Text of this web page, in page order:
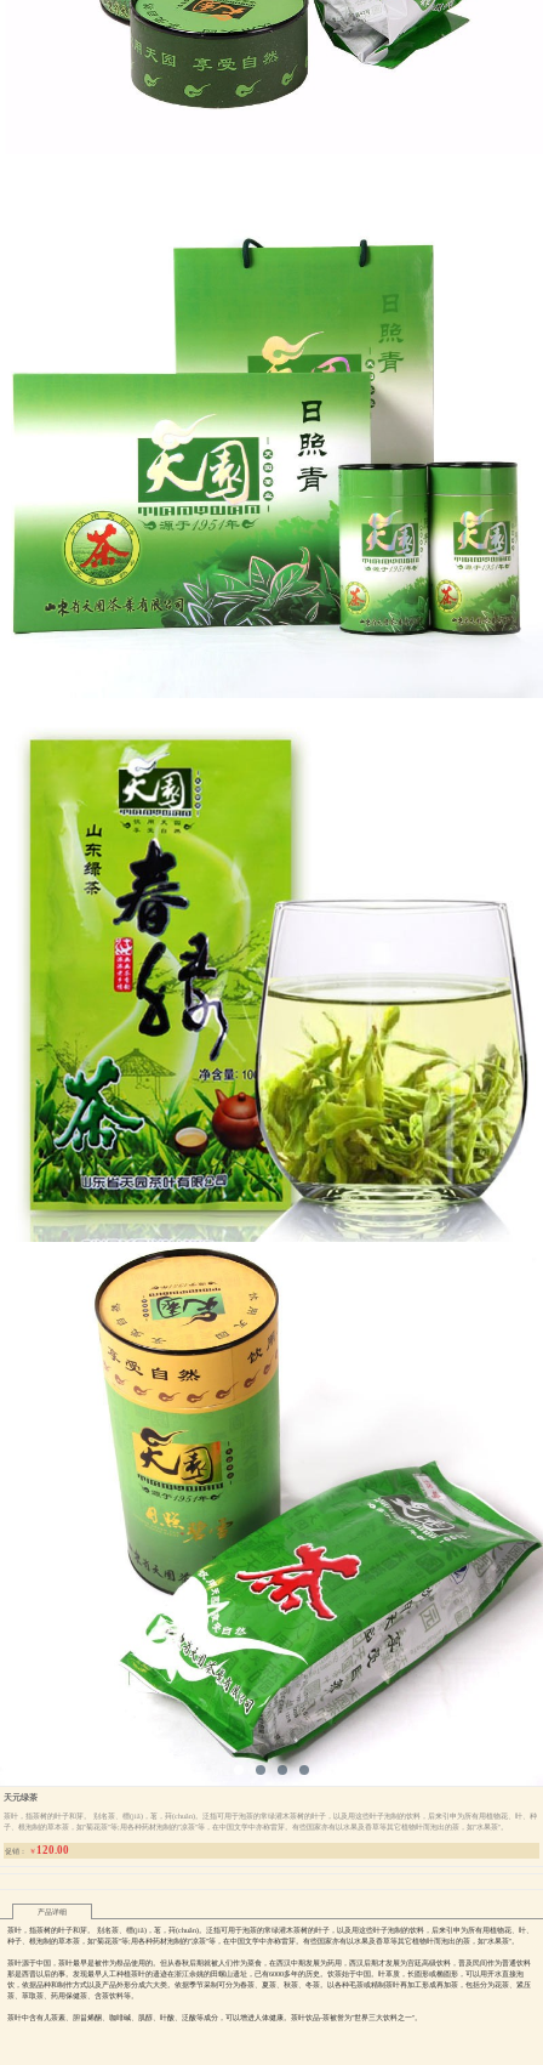
天元绿茶
茶叶，指茶树的叶子和芽。 别名茶、槚(jiǎ)，茗，荈(chuǎn)。泛指可用于泡茶的常绿灌木茶树的叶子，以及用这些叶子泡制的饮料，后来引申为所有用植物花、叶、种
子、根泡制的草本茶，如"菊花茶"等;用各种药材泡制的"凉茶"等，在中国文学中亦称雷芽。有些国家亦有以水果及香草等其它植物叶而泡出的茶，如"水果茶"。
促销： ￥ 120.00
产品详细
茶叶，指茶树的叶子和芽。 别名茶、槚(jiǎ)，茗，荈(chuǎn)。泛指可用于泡茶的常绿灌木茶树的叶子，以及用这些叶子泡制的饮料，后来引申为所有用植物花、叶、
种子、根泡制的草本茶，如"菊花茶"等;用各种药材泡制的"凉茶"等，在中国文学中亦称雷芽。有些国家亦有以水果及香草等其它植物叶而泡出的茶，如"水果茶"。
茶叶源于中国，茶叶最早是被作为祭品使用的。但从春秋后期就被人们作为菜食，在西汉中期发展为药用，西汉后期才发展为宫廷高级饮料，普及民间作为普通饮料
那是西晋以后的事。发现最早人工种植茶叶的遗迹在浙江余姚的田螺山遗址，已有6000多年的历史。饮茶始于中国。叶革质，长圆形或椭圆形，可以用开水直接泡
饮，依据品种和制作方式以及产品外形分成六大类。依据季节采制可分为春茶、夏茶、秋茶、冬茶。以各种毛茶或精制茶叶再加工形成再加茶，包括分为花茶、紧压
茶、萃取茶、药用保健茶、含茶饮料等。
茶叶中含有儿茶素、胆甾烯酮、咖啡碱、肌醇、叶酸、泛酸等成分，可以增进人体健康。茶叶饮品-茶被誉为"世界三大饮料之一"。